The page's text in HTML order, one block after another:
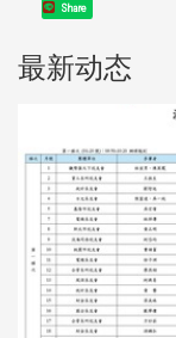
Share
最新动态